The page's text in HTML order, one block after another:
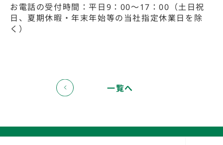
お電話の受付時間：平日9：00～17：00（土日祝
日、夏期休暇・年末年始等の当社指定休業日を除
く）
一覧へ